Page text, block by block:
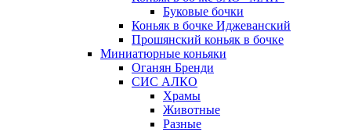
Буковые бочки
Коньяк в бочке Иджеванский
Прошянский коньяк в бочке
Миниатюрные коньяки
Оганян Бренди
СИС АЛКО
Храмы
Животные
Разные